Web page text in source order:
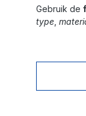
Gebruik de
type